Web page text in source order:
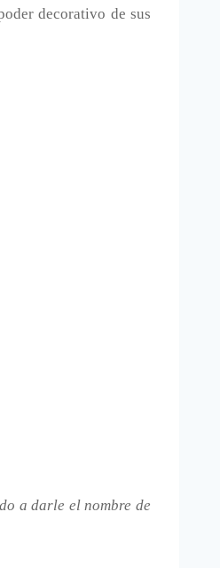
decorativo de sus
a darle el nombre de